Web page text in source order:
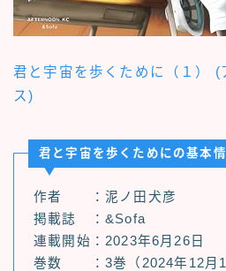
君と宇宙を歩くために（１） (
ス)
君と宇宙を歩くためにの基本
作者 ：泥ノ田犬彦
掲載誌 ：&Sofa
連載開始：2023年6月26日
巻数 ：3巻（2024年12月